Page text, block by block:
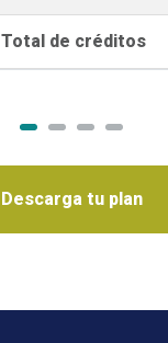
Total de créditos
Descarga tu plan